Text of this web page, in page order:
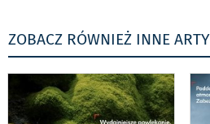
ZOBACZ RÓWNIEŻ INNE